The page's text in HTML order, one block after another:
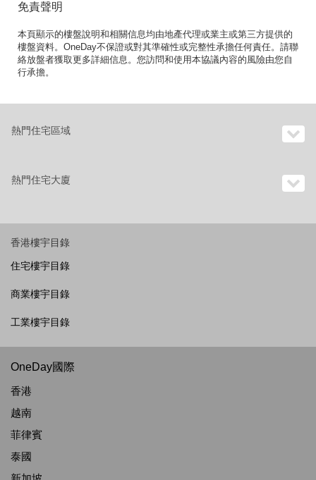
免責聲明
本頁顯示的樓盤說明和相關信息均由地產代理或業主或第三方提供的
樓盤資料。OneDay不保證或對其準確性或完整性承擔任何責任。請聯
絡放盤者獲取更多詳細信息。您訪問和使用本協議內容的風險由您自
行承擔。
熱門住宅區域
熱門住宅大廈
香港樓宇目錄
住宅樓宇目錄
商業樓宇目錄
工業樓宇目錄
OneDay國際
香港
越南
菲律賓
泰國